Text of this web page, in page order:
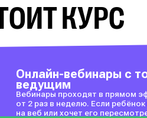
КУРС
Онлайн-вебинары с
ведущим
Вебинары проходят в прямом
от 2 раз в неделю. Если ребёнок
на веб или хочет его